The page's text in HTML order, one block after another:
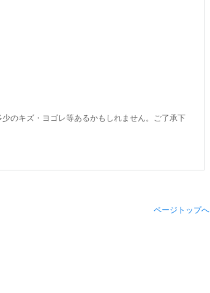
のキズ・ヨゴレ等あるかもしれません。ご了承下
ページトップへ